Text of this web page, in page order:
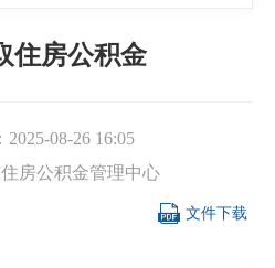
住房公积金
2025-08-26 16:05
房公积金管理中心
 文件下载